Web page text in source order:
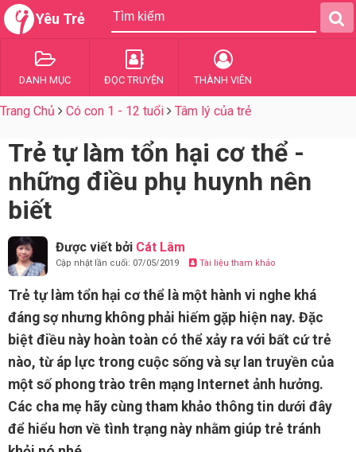
Yêu Trẻ
DANH MỤC ĐỌC TRUYỆN THÀNH VIÊN
Trang Chủ Có con 1 - 12 tuổi Tâm lý của trẻ
Trẻ tự làm tổn hại cơ thể -
những điều phụ huynh nên
biết
Được viết bởi Cát Lâm
Cập nhật lần cuối: 07/05/2019 Tài liệu tham khảo
Trẻ tự làm tổn hại cơ thể là một hành vi nghe khá
đáng sợ nhưng không phải hiếm gặp hiện nay. Đặc
biệt điều này hoàn toàn có thể xảy ra với bất cứ trẻ
nào, từ áp lực trong cuộc sống và sự lan truyền của
một số phong trào trên mạng Internet ảnh hưởng.
Các cha mẹ hãy cùng tham khảo thông tin dưới đây
để hiểu hơn về tình trạng này nhằm giúp trẻ tránh